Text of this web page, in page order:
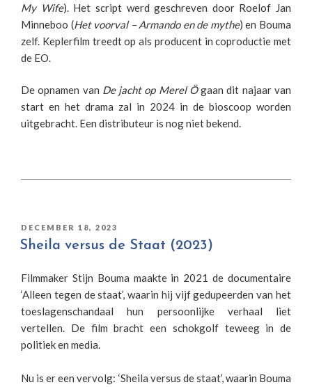
My Wife). Het script werd geschreven door Roelof Jan
Minneboo (Het voorval – Armando en de mythe) en Bouma
zelf. Keplerfilm treedt op als producent in coproductie met
de EO.
De opnamen van De jacht op Merel Ögaan dit najaar van
start en het drama zal in 2024 in de bioscoop worden
uitgebracht. Een distributeur is nog niet bekend.
GEPLAATST
OP
DECEMBER 18, 2023
Sheila versus de Staat (2023)
Filmmaker Stijn Bouma maakte in 2021 de documentaire
‘Alleen tegen de staat’, waarin hij vijf gedupeerden van het
toeslagenschandaal hun persoonlijke verhaal liet
vertellen. De film bracht een schokgolf teweeg in de
politiek en media.
Nu is er een vervolg: ‘Sheila versus de staat’, waarin Bouma